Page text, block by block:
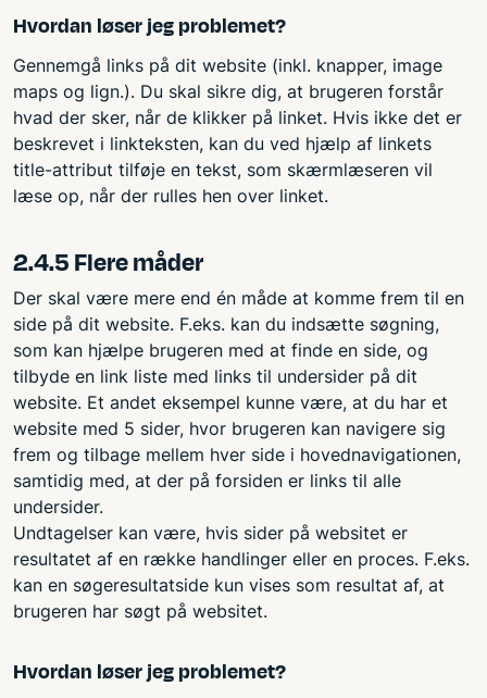
Hvordan løser jeg problemet?
Gennemgå links på dit website (inkl. knapper, image
maps og lign.). Du skal sikre dig, at brugeren forstår
hvad der sker, når de klikker på linket. Hvis ikke det er
beskrevet i linkteksten, kan du ved hjælp af linkets
title-attribut tilføje en tekst, som skærmlæseren vil
læse op, når der rulles hen over linket.
2.4.5 Flere måder
Der skal være mere end én måde at komme frem til en
side på dit website. F.eks. kan du indsætte søgning,
som kan hjælpe brugeren med at finde en side, og
tilbyde en link liste med links til undersider på dit
website. Et andet eksempel kunne være, at du har et
website med 5 sider, hvor brugeren kan navigere sig
frem og tilbage mellem hver side i hovednavigationen,
samtidig med, at der på forsiden er links til alle
undersider.
Undtagelser kan være, hvis sider på websitet er
resultatet af en række handlinger eller en proces. F.eks.
kan en søgeresultatside kun vises som resultat af, at
brugeren har søgt på websitet.
Hvordan løser jeg problemet?